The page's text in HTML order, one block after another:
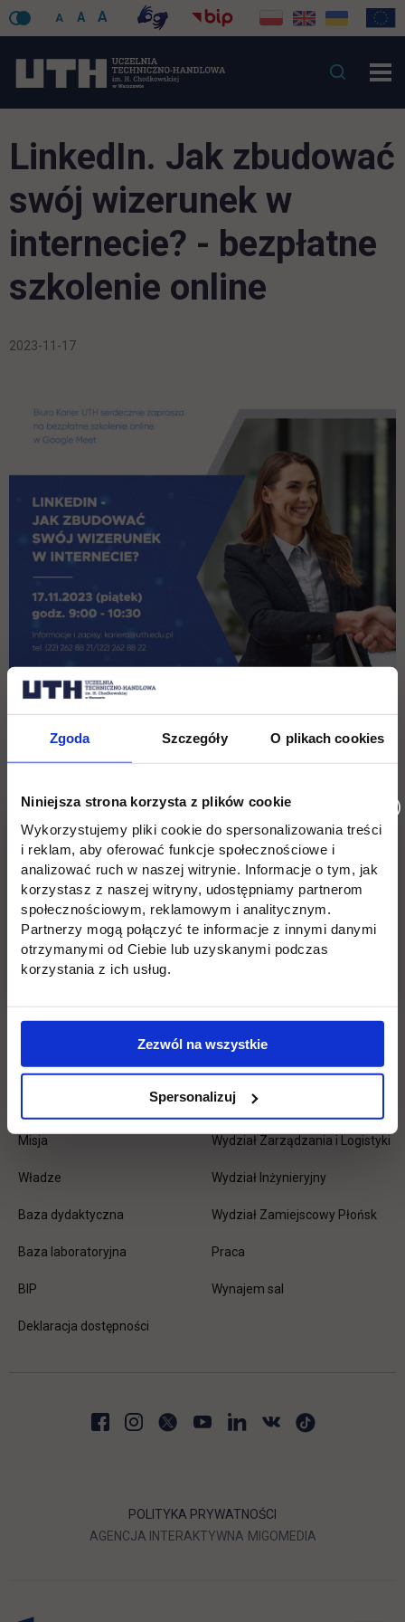
Zgoda Szczegóły O plikach cookies
Niniejsza strona korzysta z plików cookie
Wykorzystujemy pliki cookie do spersonalizowania treści
i reklam, aby oferować funkcje społecznościowe i
analizować ruch w naszej witrynie. Informacje o tym, jak
korzystasz z naszej witryny, udostępniamy partnerom
społecznościowym, reklamowym i analitycznym.
Partnerzy mogą połączyć te informacje z innymi danymi
otrzymanymi od Ciebie lub uzyskanymi podczas
korzystania z ich usług.
Zezwól na wszystkie
Spersonalizuj
A A A
LinkedIn. Jak zbudować
swój wizerunek w
internecie? - bezpłatne
szkolenie online
2023-11-17
Pomiń
stopkę
Informacje w stopce
Edukacja
Licencjackie
Inżynierskie
Magisterskie
Student
Wirtualna uczelnia
Dziekanat
Opłaty
Misja
Władze
Baza dydaktyczna
Baza laboratoryjna
BIP
Deklaracja dostępności
Kontakt
Wydział Zarządzania i Logistyki
Wydział Inżynieryjny
Wydział Zamiejscowy Płońsk
Praca
Wynajem sal
POLITYKA PRYWATNOŚCI
AGENCJA INTERAKTYWNA LINK OTWIERA SIĘ W
MIGOMEDIA